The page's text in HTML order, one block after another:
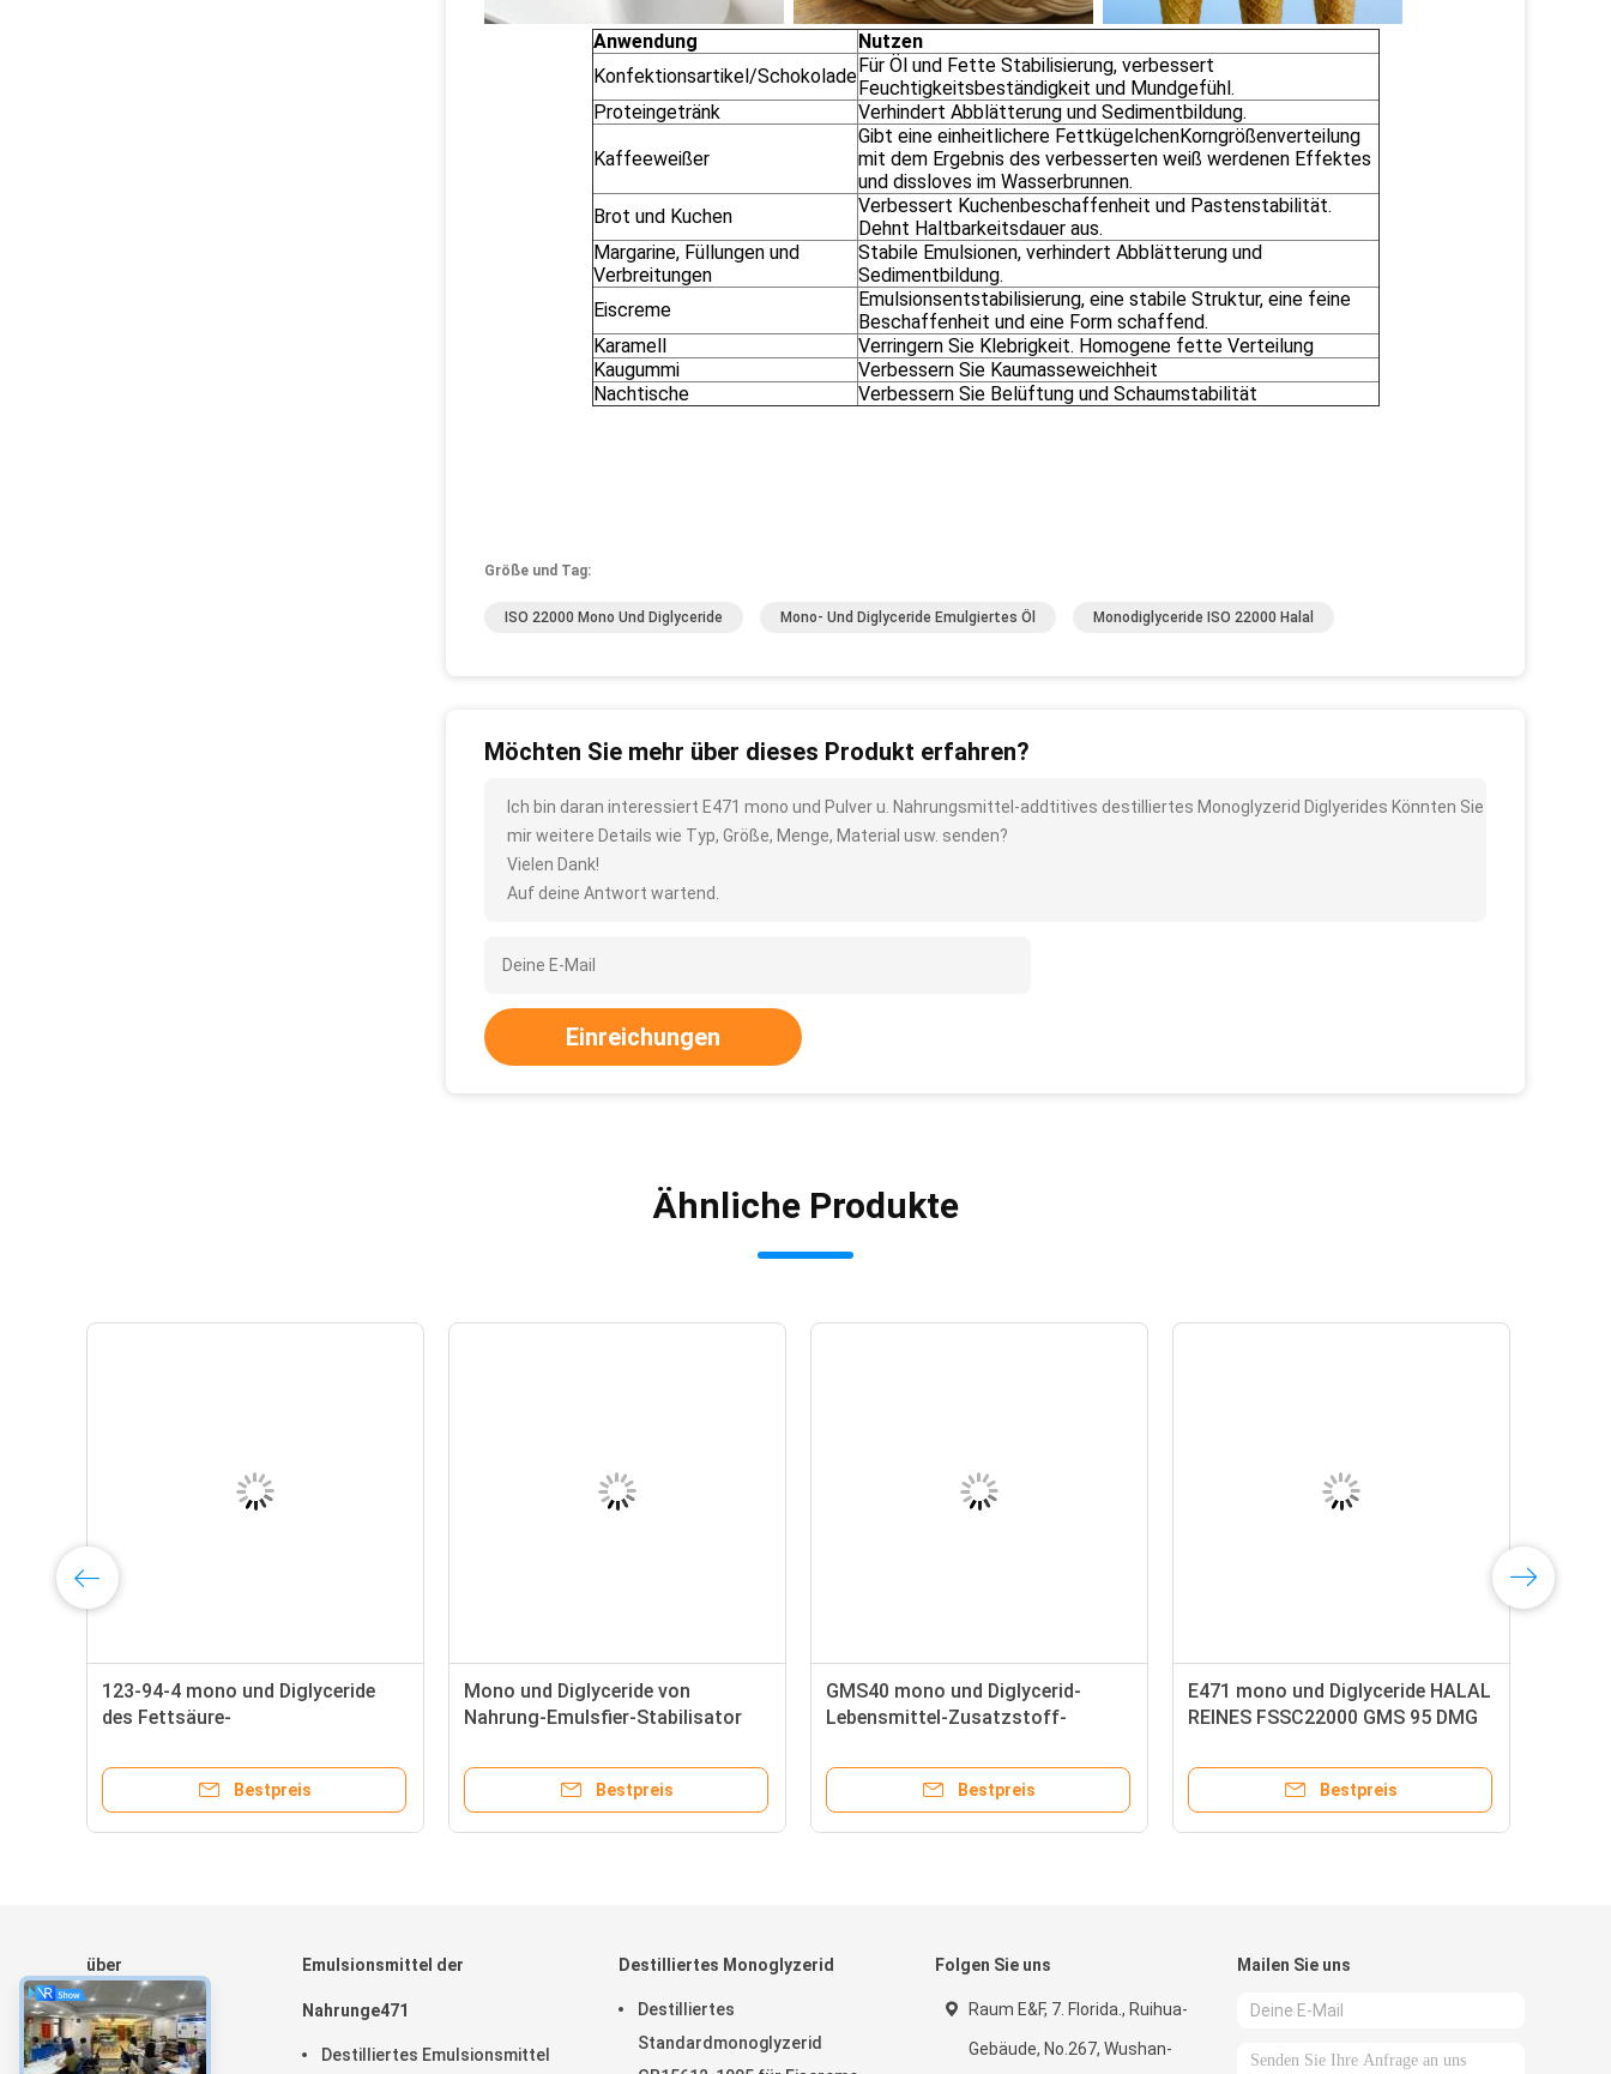
Anwendung
Nutzen
Konfektionsartikel/SchokoladeFür Öl und Fette Stabilisierung, verbessert
Feuchtigkeitsbeständigkeit und Mundgefühl.
Proteingetränk
Verhindert Abblätterung und Sedimentbildung.
Kaffeeweißer
Gibt eine einheitlichere FettkügelchenKorngrößenverteilung
mit dem Ergebnis des verbesserten weiß werdenen Effektes
und dissloves im Wasserbrunnen.
Brot und Kuchen
Verbessert Kuchenbeschaffenheit und Pastenstabilität.
Dehnt Haltbarkeitsdauer aus.
Margarine, Füllungen und
Verbreitungen
Stabile Emulsionen, verhindert Abblätterung und
Sedimentbildung.
Eiscreme
Emulsionsentstabilisierung, eine stabile Struktur, eine feine
Beschaffenheit und eine Form schaffend.
Karamell
Verringern Sie Klebrigkeit. Homogene fette Verteilung
Kaugummi
Verbessern Sie Kaumasseweichheit
Nachtische
Verbessern Sie Belüftung und Schaumstabilität
Größe und Tag:
ISO 22000 Mono Und Diglyceride Mono- Und Diglyceride Emulgiertes Öl Monodiglyceride ISO 22000 Halal
Möchten Sie mehr über dieses Produkt erfahren?
Ich bin daran interessiert E471 mono und Pulver u. Nahrungsmittel-addtitives destilliertes Monoglyzerid Diglyerides Könnten Sie
mir weitere Details wie Typ, Größe, Menge, Material usw. senden?
Vielen Dank!
Auf deine Antwort wartend.
Einreichungen
Ähnliche Produkte
123-94-4 mono und Diglyceride
des Fettsäure-
Emulsionsmittels E471 für
Bestpreis
Mono und Diglyceride von
Nahrung-Emulsfier-Stabilisator
Bestpreis
GMS40 mono und Diglycerid-
Lebensmittel-Zusatzstoff-
Schlagsahne
Bestpreis
E471 mono und Diglyceride HALAL
REINES FSSC22000 GMS 95 DMG
Bestpreis
über
Haus
Produkte
Emulsionsmittel der
Nahrunge471
Destilliertes Emulsionsmittel
Destilliertes Monoglyzerid
Destilliertes
Standardmonoglyzerid
Folgen Sie uns
Raum E&F, 7. Florida., Ruihua-
Gebäude, No.267, Wushan-
Mailen Sie uns